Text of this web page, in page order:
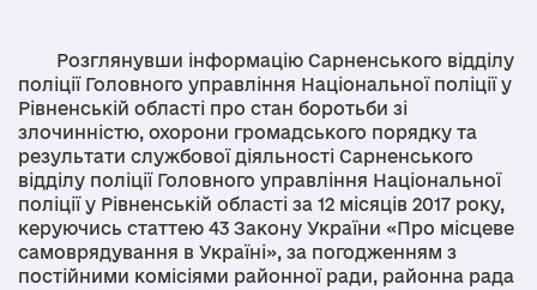
Розглянувши інформацію Сарненського відділу
поліції Головного управління Національної поліції у
Рівненській області про стан боротьби зі
злочинністю, охорони громадського порядку та
результати службової діяльності Сарненського
відділу поліції Головного управління Національної
поліції у Рівненській області за 12 місяців 2017 року,
керуючись статтею 43 Закону України «Про місцеве
самоврядування в Україні», за погодженням з
постійними комісіями районної ради, районна рада